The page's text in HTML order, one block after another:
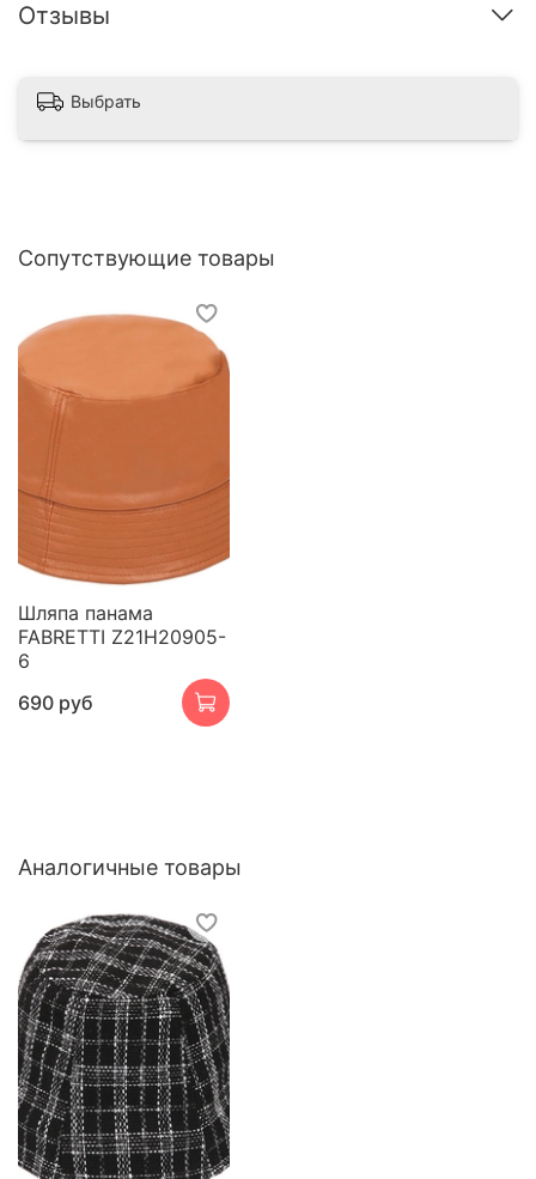
Отзывы
Выбрать
Сопутствующие товары
Шляпа панама
FABRETTI Z21H20905-
6
690 руб
Аналогичные товары